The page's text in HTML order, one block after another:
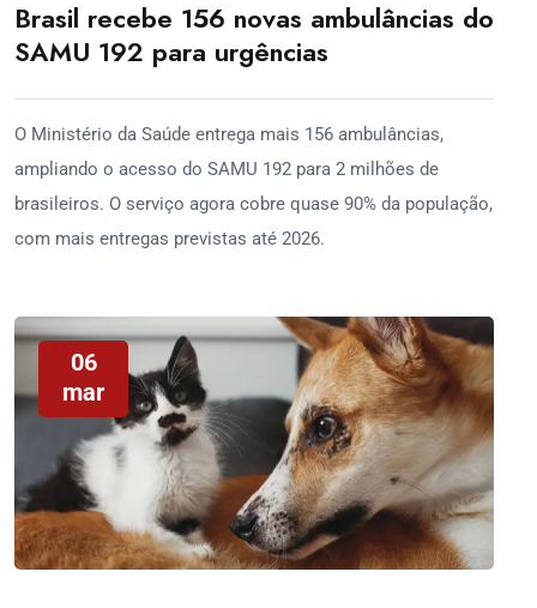
Brasil recebe 156 novas ambulâncias do
SAMU 192 para urgências
O Ministério da Saúde entrega mais 156 ambulâncias,
ampliando o acesso do SAMU 192 para 2 milhões de
brasileiros. O serviço agora cobre quase 90% da população,
com mais entregas previstas até 2026.
06
mar